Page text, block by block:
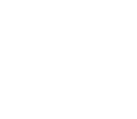
에 스티커가 계속
보시던 아빠가
으로 빵을 먹는데,